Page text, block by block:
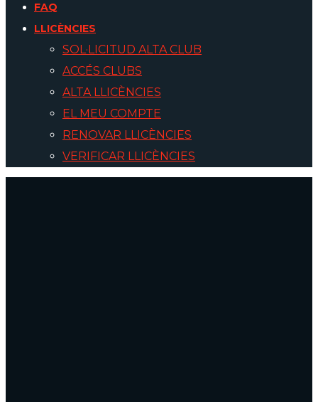
FAQ
LLICÈNCIES
SOL·LICITUD ALTA CLUB
ACCÉS CLUBS
ALTA LLICÈNCIES
EL MEU COMPTE
RENOVAR LLICÈNCIES
VERIFICAR LLICÈNCIES